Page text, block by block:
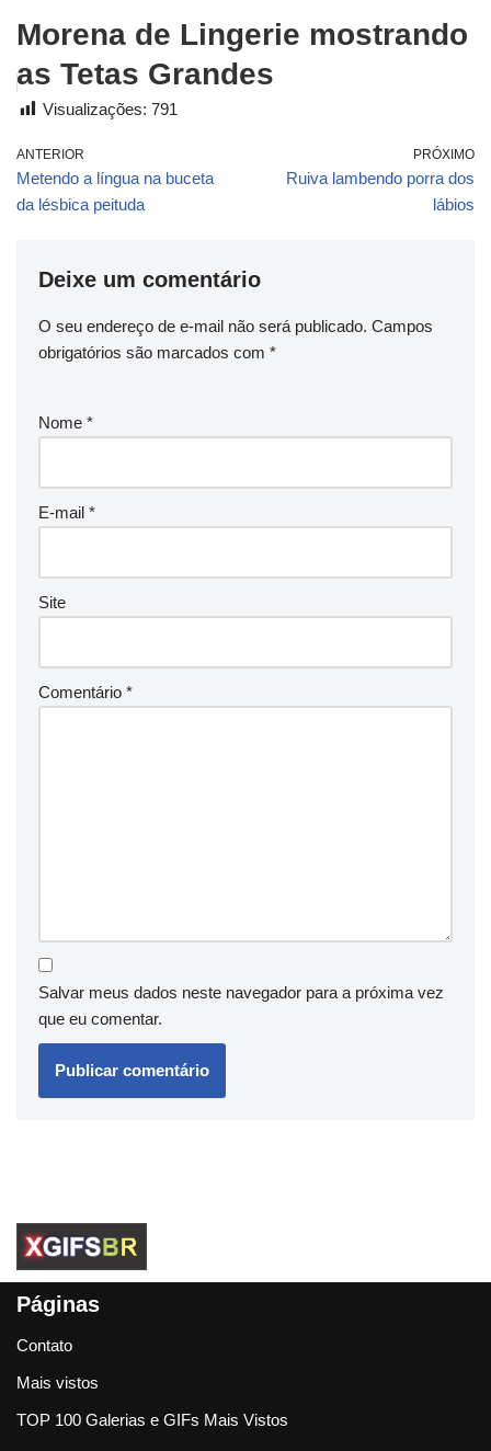
Morena de Lingerie mostrando
as Tetas Grandes
Visualizações: 791
ANTERIOR
Metendo a língua na buceta
da lésbica peituda
PRÓXIMO
Ruiva lambendo porra dos
lábios
Deixe um comentário
O seu endereço de e-mail não será publicado. Campos
obrigatórios são marcados com *
Nome *
E-mail *
Site
Comentário *
Salvar meus dados neste navegador para a próxima vez
que eu comentar.
Páginas
Contato
Mais vistos
TOP 100 Galerias e GIFs Mais Vistos